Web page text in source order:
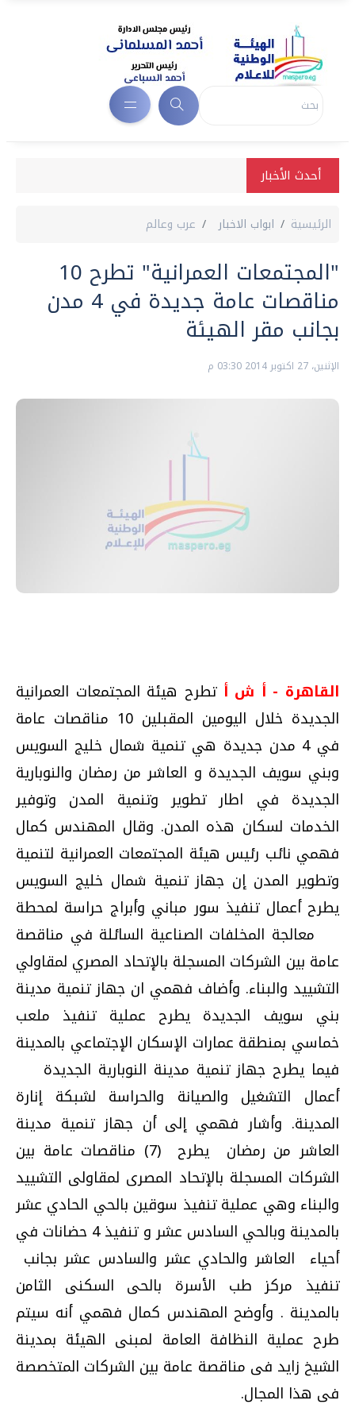
أحدث الأخبار
الرئيسية ابواب الاخبار عرب وعالم
"المجتمعات العمرانية" تطرح 10
مناقصات عامة جديدة في 4 مدن
بجانب مقر الهيئة
الإثنين، 27 اكتوبر 2014 03:30 م
القاهرة - أ ش أ تطرح هيئة المجتمعات العمرانية
الجديدة خلال اليومين المقبلين 10 مناقصات عامة
في 4 مدن جديدة هي تنمية شمال خليج السويس
وبني سويف الجديدة و العاشر من رمضان والنوبارية
الجديدة في اطار تطوير وتنمية المدن وتوفير
الخدمات لسكان هذه المدن. وقال المهندس كمال
فهمي نائب رئيس هيئة المجتمعات العمرانية لتنمية
وتطوير المدن إن جهاز تنمية شمال خليج السويس
يطرح أعمال تنفيذ سور مباني وأبراج حراسة لمحطة
معالجة المخلفات الصناعية السائلة في مناقصة
عامة بين الشركات المسجلة بالإتحاد المصري لمقاولي
التشييد والبناء. وأضاف فهمي ان جهاز تنمية مدينة
بني سويف الجديدة يطرح عملية تنفيذ ملعب
خماسي بمنطقة عمارات الإسكان الإجتماعي بالمدينة
فيما يطرح جهاز تنمية مدينة النوبارية الجديدة
أعمال التشغيل والصيانة والحراسة لشبكة إنارة
المدينة. وأشار فهمي إلى أن جهاز تنمية مدينة
العاشر من رمضان يطرح (7) مناقصات عامة بين
الشركات المسجلة بالإتحاد المصرى لمقاولى التشييد
والبناء وهي عملية تنفيذ سوقين بالحي الحادي عشر
بالمدينة وبالحي السادس عشر و تنفيذ 4 حضانات في
أحياء العاشر والحادي عشر والسادس عشر بجانب
تنفيذ مركز طب الأسرة بالحى السكنى الثامن
بالمدينة . وأوضح المهندس كمال فهمي أنه سيتم
طرح عملية النظافة العامة لمبنى الهيئة بمدينة
الشيخ زايد فى مناقصة عامة بين الشركات المتخصصة
فى هذا المجال.